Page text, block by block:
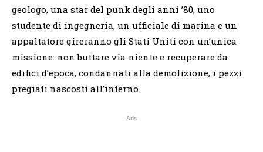
geologo, una star del punk degli anni ’80, uno
studente di ingegneria, un ufficiale di marina e un
appaltatore gireranno gli Stati Uniti con un’unica
missione: non buttare via niente e recuperare da
edifici d’epoca, condannati alla demolizione, i pezzi
pregiati nascosti all’interno.
Ads